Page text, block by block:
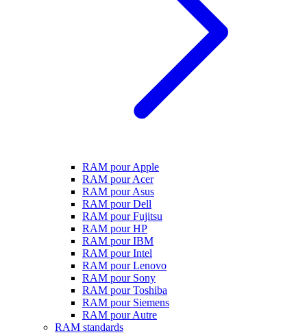
RAM pour Apple
RAM pour Acer
RAM pour Asus
RAM pour Dell
RAM pour Fujitsu
RAM pour HP
RAM pour IBM
RAM pour Intel
RAM pour Lenovo
RAM pour Sony
RAM pour Toshiba
RAM pour Siemens
RAM pour Autre
RAM standards